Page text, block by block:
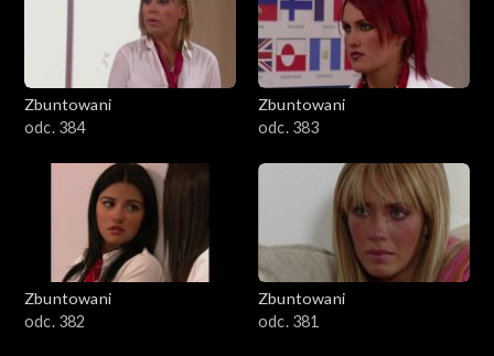
Zbuntowani
odc. 384
Zbuntowani
odc. 383
Zbuntowani
odc. 382
Zbuntowani
odc. 381